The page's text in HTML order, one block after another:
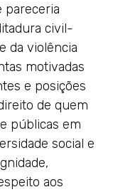
pareceria
civil-
da violência
motivadas
e posições
de quem
públicas em
social e
aos